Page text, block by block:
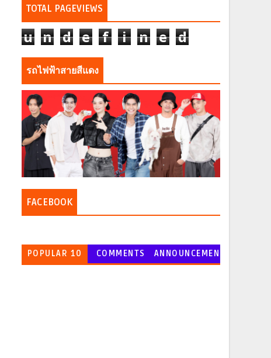
TOTAL PAGEVIEWS
u n d e f i n e d
รถไฟฟ้าสายสีแดง
FACEBOOK
POPULAR 10 COMMENTS
ANNOUNCEMEN